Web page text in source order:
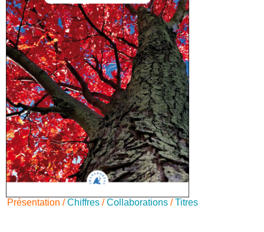
Présentation /Chiffres /Collaborations /Titres